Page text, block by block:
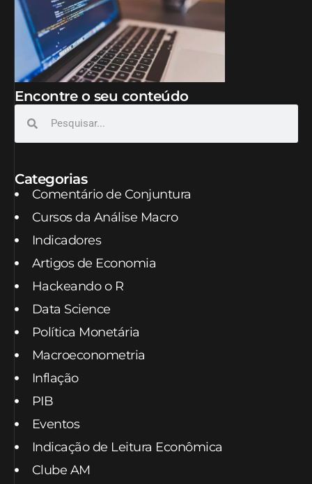
Encontre o seu conteúdo
Categorias
Comentário de Conjuntura
Cursos da Análise Macro
Indicadores
Artigos de Economia
Hackeando o R
Data Science
Política Monetária
Macroeconometria
Inflação
PIB
Eventos
Indicação de Leitura Econômica
Clube AM